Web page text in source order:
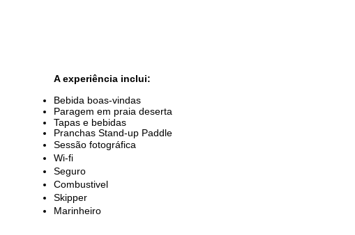
A experiência inclui:
Bebida boas-vindas
Paragem em praia deserta
Tapas e bebidas
Pranchas Stand-up Paddle
Sessão fotográfica
Wi-fi
Seguro
Combustivel
Skipper
Marinheiro